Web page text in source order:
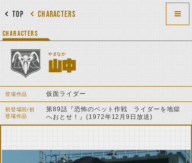
CHARACTERS
TOP
CHARACTERS
やまなか
山中
登場作品 仮面ライダー
初登場回/初
登場作品
第89話『恐怖のペット作戦 ライダーを地獄
へおとせ！』(1972年12月9日放送)